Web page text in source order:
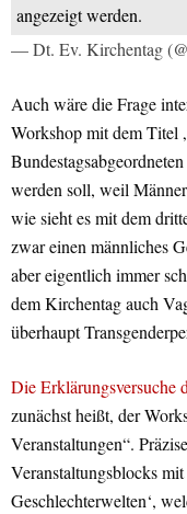
angezeigt werden.
— Dt. Ev. Kirchentag
Auch wäre die Frage
Workshop mit dem Titel
werden soll, weil
wie sieht es mit dem
zwar einen männliches
aber eigentlich immer
dem Kirchentag auch
überhaupt
Die Erklärungsversuche
zunächst heißt, der
Veranstaltungen“.
Veranstaltungsblocks
Geschlechterwelten‘,